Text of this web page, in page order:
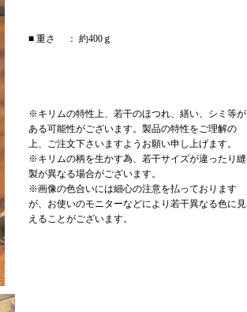
■ 重さ ： 約400ｇ
※キリムの特性上、若干のほつれ、繕い、シミ等が
ある可能性がございます。製品の特性をご理解の
上、ご注文下さいますようお願い申し上げます。
※キリムの柄を生かす為、若干サイズが違ったり縫
製が異なる場合がございます。
※画像の色合いには細心の注意を払っております
が、お使いのモニターなどにより若干異なる色に見
えることがございます。